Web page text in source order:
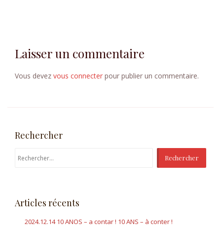
t
i
d
e
a
Laisser un commentaire
Vous devez vous connecter pour publier un commentaire.
Rechercher
R
e
Articles récents
2024.12.14 10 ANOS – a contar ! 10 ANS – à conter !